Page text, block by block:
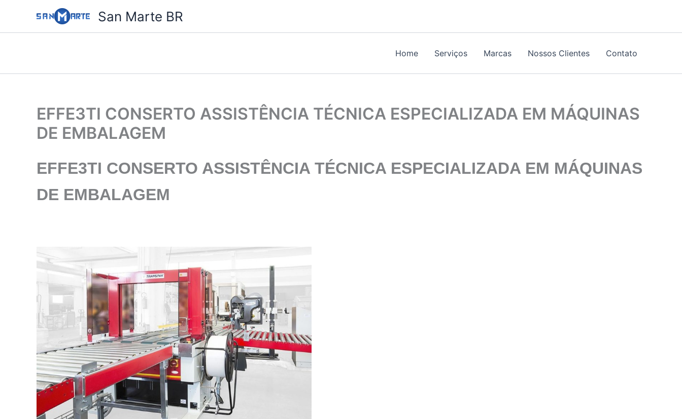
o
San Marte BR
Home Serviços Marcas Nossos Clientes Contato
EFFE3TI CONSERTO ASSISTÊNCIA TÉCNICA ESPECIALIZADA EM MÁQUINAS
DE EMBALAGEM
EFFE3TI CONSERTO ASSISTÊNCIA TÉCNICA ESPECIALIZADA EM MÁQUINAS
DE EMBALAGEM